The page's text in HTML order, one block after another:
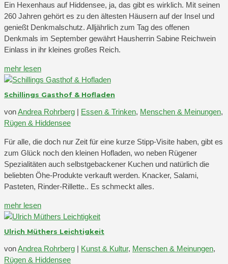
Ein Hexenhaus auf Hiddensee, ja, das gibt es wirklich. Mit seinen
260 Jahren gehört es zu den ältesten Häusern auf der Insel und
genießt Denkmalschutz. Alljährlich zum Tag des offenen
Denkmals im September gewährt Hausherrin Sabine Reichwein
Einlass in ihr kleines großes Reich.
mehr lesen
Schillings Gasthof & Hofladen
vonAndrea Rohrberg | Essen & Trinken, Menschen & Meinungen,
Rügen & Hiddensee
Für alle, die doch nur Zeit für eine kurze Stipp-Visite haben, gibt es
zum Glück noch den kleinen Hofladen, wo neben Rügener
Spezialitäten auch selbstgebackener Kuchen und natürlich die
beliebten Öhe-Produkte verkauft werden. Knacker, Salami,
Pasteten, Rinder-Rillette.. Es schmeckt alles.
mehr lesen
Ulrich Müthers Leichtigkeit
vonAndrea Rohrberg | Kunst & Kultur, Menschen & Meinungen,
Rügen & Hiddensee